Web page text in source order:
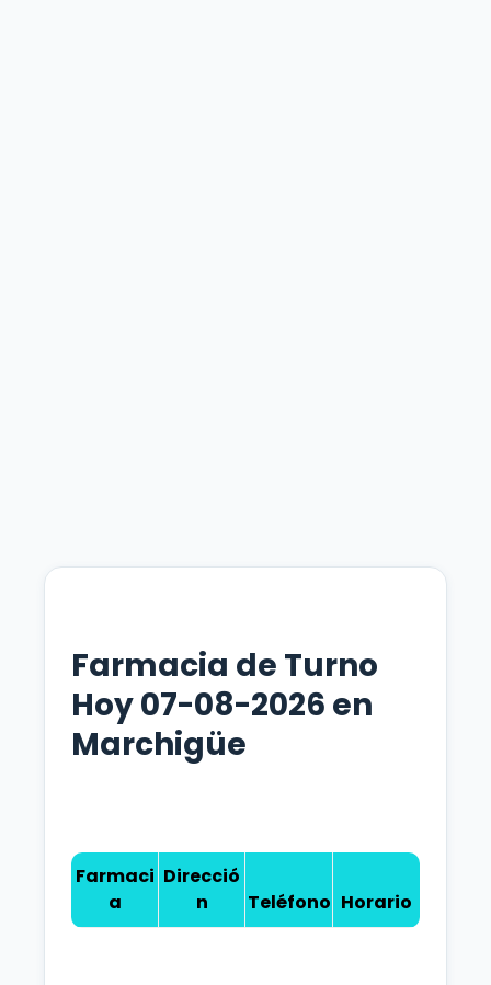
Farmacia de Turno
Hoy 07-08-2026 en
Marchigüe
Farmaci
a
Direcció
n
Teléfono Horario